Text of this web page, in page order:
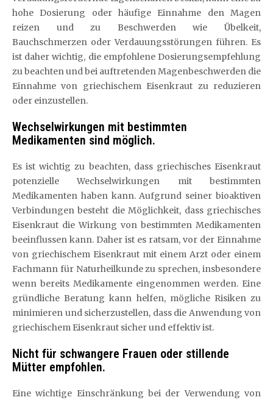
hohe Dosierung oder häufige Einnahme den Magen
reizen und zu Beschwerden wie Übelkeit,
Bauchschmerzen oder Verdauungsstörungen führen. Es
ist daher wichtig, die empfohlene Dosierungsempfehlung
zu beachten und bei auftretenden Magenbeschwerden die
Einnahme von griechischem Eisenkraut zu reduzieren
oder einzustellen.
Wechselwirkungen mit bestimmten
Medikamenten sind möglich.
Es ist wichtig zu beachten, dass griechisches Eisenkraut
potenzielle Wechselwirkungen mit bestimmten
Medikamenten haben kann. Aufgrund seiner bioaktiven
Verbindungen besteht die Möglichkeit, dass griechisches
Eisenkraut die Wirkung von bestimmten Medikamenten
beeinflussen kann. Daher ist es ratsam, vor der Einnahme
von griechischem Eisenkraut mit einem Arzt oder einem
Fachmann für Naturheilkunde zu sprechen, insbesondere
wenn bereits Medikamente eingenommen werden. Eine
gründliche Beratung kann helfen, mögliche Risiken zu
minimieren und sicherzustellen, dass die Anwendung von
griechischem Eisenkraut sicher und effektiv ist.
Nicht für schwangere Frauen oder stillende
Mütter empfohlen.
Eine wichtige Einschränkung bei der Verwendung von